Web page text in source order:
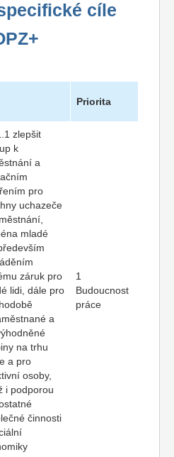
cíle
Priorita
zlepšit
k
a
pro
uchazeče
mladé
záruk pro
lidi, dále pro
a
na trhu
a pro
osoby,
i podporou
činnosti
1
Budoucnost
práce